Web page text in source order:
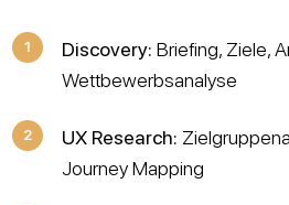
Discovery: Briefing, Ziele,
Wettbewerbsanalyse
UX Research:
Journey Mapping